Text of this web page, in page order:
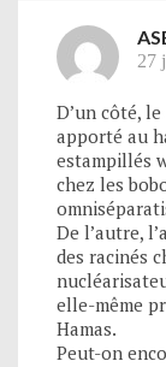
27
D’un côté,
apporté au
estampillés
chez les
De l’autre,
des racinés
elle-même
Hamas.
Peut-on